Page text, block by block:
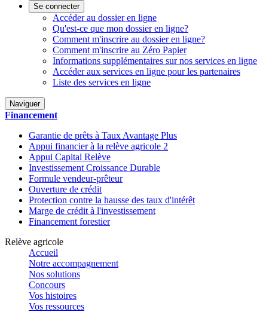
Se connecter
Accéder au dossier en ligne
Qu'est-ce que mon dossier en ligne?
Comment m'inscrire au dossier en ligne?
Comment m'inscrire au Zéro Papier
Informations supplémentaires sur nos services en ligne
Accéder aux services en ligne pour les partenaires
Liste des services en ligne
Naviguer
Financement
Garantie de prêts à Taux Avantage Plus
Appui financier à la relève agricole 2
Appui Capital Relève
Investissement Croissance Durable
Formule vendeur-prêteur
Ouverture de crédit
Protection contre la hausse des taux d'intérêt
Marge de crédit à l'investissement
Financement forestier
Relève agricole
Accueil
Notre accompagnement
Nos solutions
Concours
Vos histoires
Vos ressources